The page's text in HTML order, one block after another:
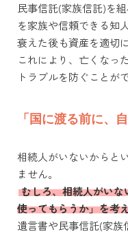
民事信託(家族信託)を
を家族や信頼できる知
衰えた後も資産を適切
これにより、亡くなっ
トラブルを防ぐことが
「国に渡る前に、
相続人がいないからと
ません。
むしろ、相続人がい
使ってもらうか」を考
遺言書や民事信託(家